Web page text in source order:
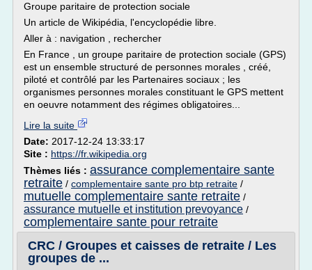
Groupe paritaire de protection sociale
Un article de Wikipédia, l'encyclopédie libre.
Aller à : navigation , rechercher
En France , un groupe paritaire de protection sociale (GPS)
est un ensemble structuré de personnes morales , créé,
piloté et contrôlé par les Partenaires sociaux ; les
organismes personnes morales constituant le GPS mettent
en oeuvre notamment des régimes obligatoires...
Lire la suite
Date: 2017-12-24 13:33:17
Site : https://fr.wikipedia.org
Thèmes liés : assurance complementaire sante
retraite / complementaire sante pro btp retraite /
mutuelle complementaire sante retraite /
assurance mutuelle et institution prevoyance /
complementaire sante pour retraite
CRC / Groupes et caisses de retraite / Les
groupes de ...